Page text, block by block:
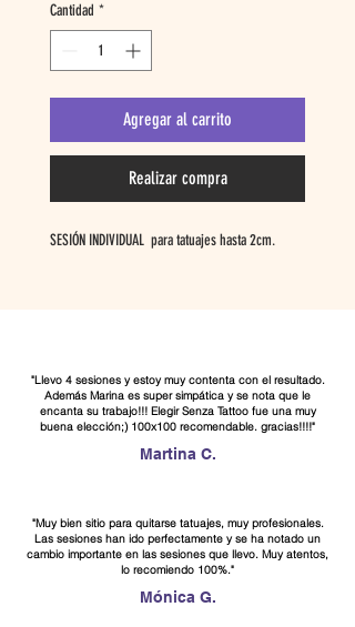
Cantidad *
Agregar al carrito
Realizar compra
SESIÓN INDIVIDUAL para tatuajes hasta 2cm.
"Llevo 4 sesiones y estoy muy contenta con el resultado.
Además Marina es super simpática y se nota que le
encanta su trabajo!!! Elegir Senza Tattoo fue una muy
buena elección;) 100x100 recomendable. gracias!!!!"
Martina C.
"Muy bien sitio para quitarse tatuajes, muy profesionales.
Las sesiones han ido perfectamente y se ha notado un
cambio importante en las sesiones que llevo. Muy atentos,
lo recomiendo 100%."
Mónica G.